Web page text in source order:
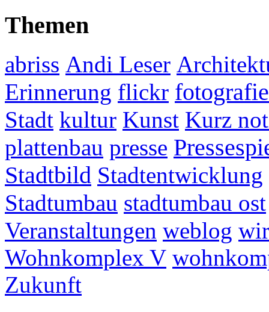
Themen
abriss Andi Leser
Erinnerung flickr fotografie
Stadt kultur Kunst Kurz
plattenbau presse
Stadtbild Stadtentwicklung
Stadtumbau stadtumbau ost
Veranstaltungen weblog
Wohnkomplex V
Zukunft